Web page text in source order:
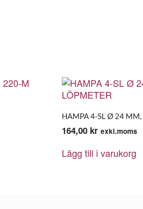
HAMPA 4-SL Ø 24 MM,
164,00 kr exkl.moms
Lägg till i varukorg